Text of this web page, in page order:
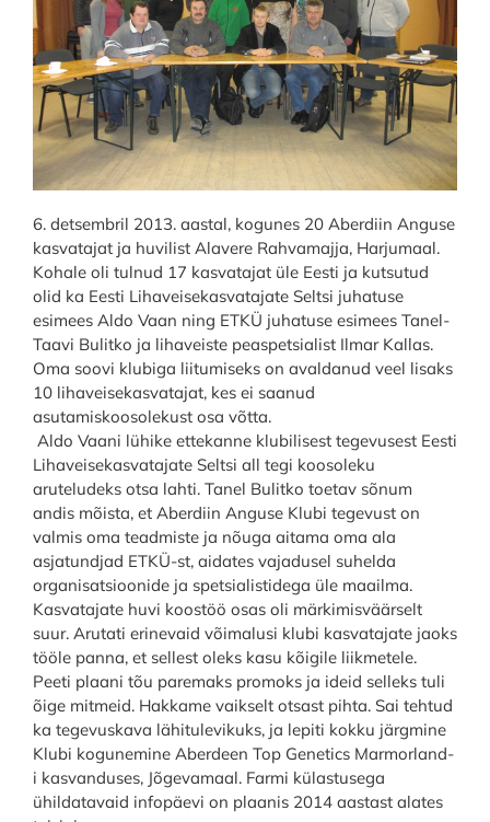
6. detsembril 2013. aastal, kogunes 20 Aberdiin Anguse
kasvatajat ja huvilist Alavere Rahvamajja, Harjumaal.
Kohale oli tulnud 17 kasvatajat üle Eesti ja kutsutud
olid ka Eesti Lihaveisekasvatajate Seltsi juhatuse
esimees Aldo Vaan ning ETKÜ juhatuse esimees Tanel-
Taavi Bulitko ja lihaveiste peaspetsialist Ilmar Kallas.
Oma soovi klubiga liitumiseks on avaldanud veel lisaks
10 lihaveisekasvatajat, kes ei saanud
asutamiskoosolekust osa võtta.
Aldo Vaani lühike ettekanne klubilisest tegevusest Eesti
Lihaveisekasvatajate Seltsi all tegi koosoleku
aruteludeks otsa lahti. Tanel Bulitko toetav sõnum
andis mõista, et Aberdiin Anguse Klubi tegevust on
valmis oma teadmiste ja nõuga aitama oma ala
asjatundjad ETKÜ-st, aidates vajadusel suhelda
organisatsioonide ja spetsialistidega üle maailma.
Kasvatajate huvi koostöö osas oli märkimisväärselt
suur. Arutati erinevaid võimalusi klubi kasvatajate jaoks
tööle panna, et sellest oleks kasu kõigile liikmetele.
Peeti plaani tõu paremaks promoks ja ideid selleks tuli
õige mitmeid. Hakkame vaikselt otsast pihta. Sai tehtud
ka tegevuskava lähitulevikuks, ja lepiti kokku järgmine
Klubi kogunemine Aberdeen Top Genetics Marmorland-
i kasvanduses, Jõgevamaal. Farmi külastusega
ühildatavaid infopäevi on plaanis 2014 aastast alates